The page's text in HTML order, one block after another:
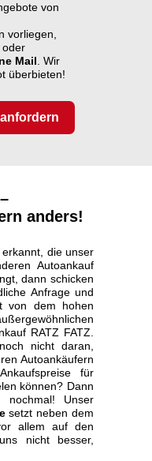
von
vorliegen,
oder
Mail. Wir
überbieten!
anders!
die unser
Autoankauf
dann schicken
Anfrage und
von dem hohen
RATZ FATZ.
nicht daran,
Autoankäufern
für
können? Dann
Unser
setzt neben dem
allem auf den
nicht besser,